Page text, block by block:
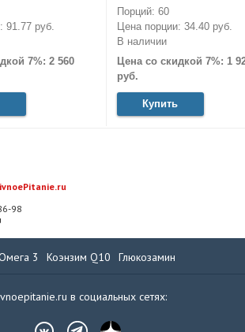
91.77 руб.
7%: 2 560
Порций: 60
Цена порции: 34.40 руб.
В наличии
Цена со скидкой 7%: 1
руб.
Купить
98
3 Коэнзим Q10 Глюкозамин
в социальных сетях: